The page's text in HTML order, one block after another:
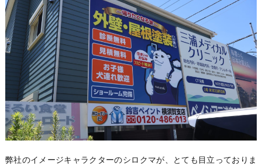
弊社のイメージキャラクターのシロクマが、とても目立っておりま